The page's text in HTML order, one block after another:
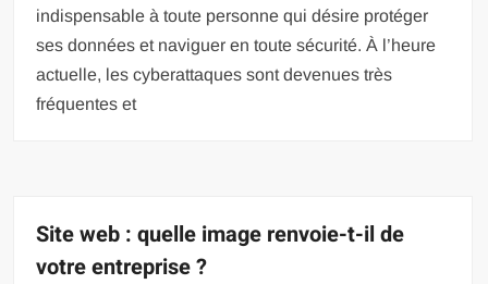
indispensable à toute personne qui désire protéger
ses données et naviguer en toute sécurité. À l’heure
actuelle, les cyberattaques sont devenues très
fréquentes et
Site web : quelle image renvoie-t-il de
votre entreprise ?